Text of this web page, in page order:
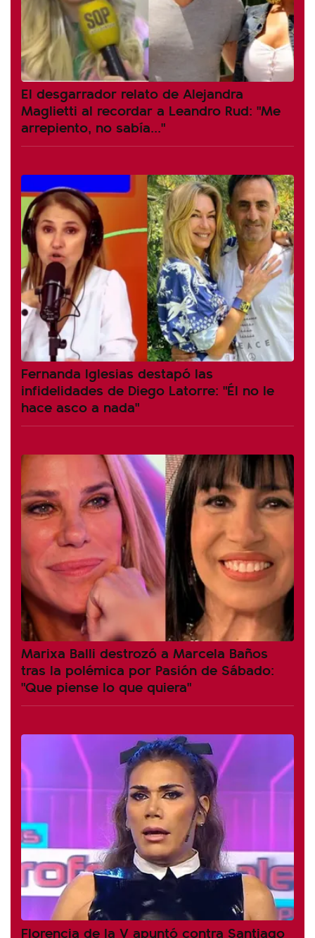
El desgarrador relato de Alejandra
Maglietti al recordar a Leandro Rud: "Me
arrepiento, no sabía..."
Fernanda Iglesias destapó las
infidelidades de Diego Latorre: "Él no le
hace asco a nada"
Marixa Balli destrozó a Marcela Baños
tras la polémica por Pasión de Sábado:
"Que piense lo que quiera"
Florencia de la V apuntó contra Santiago